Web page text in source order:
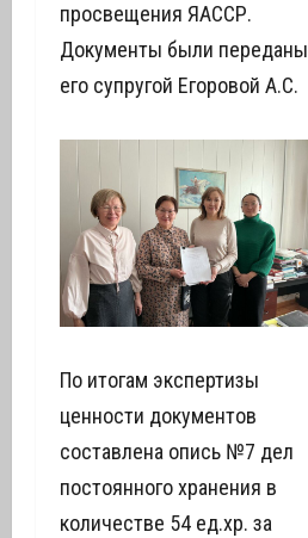
просвещения ЯАССР.
Документы были переданы
его супругой Егоровой А.С.
По итогам экспертизы
ценности документов
составлена опись №7 дел
постоянного хранения в
количестве 54 ед.хр. за